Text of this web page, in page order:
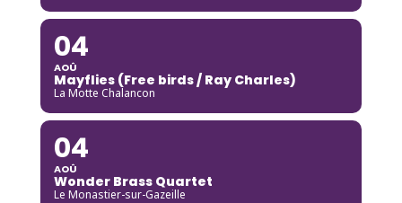
04
AOÛ
Mayflies (Free birds / Ray Charles)
La Motte Chalancon
04
AOÛ
Wonder Brass Quartet
Le Monastier-sur-Gazeille